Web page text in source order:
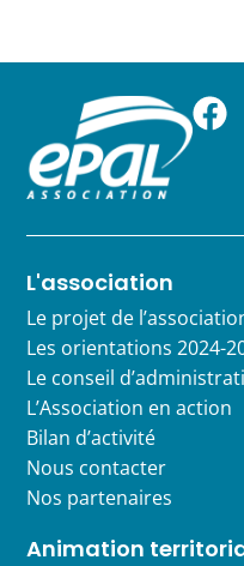
L'association
Le projet de
Les orientations 2024-
Le conseil
L’Association en action
Bilan d’activité
Nous contacter
Nos partenaires
Animation